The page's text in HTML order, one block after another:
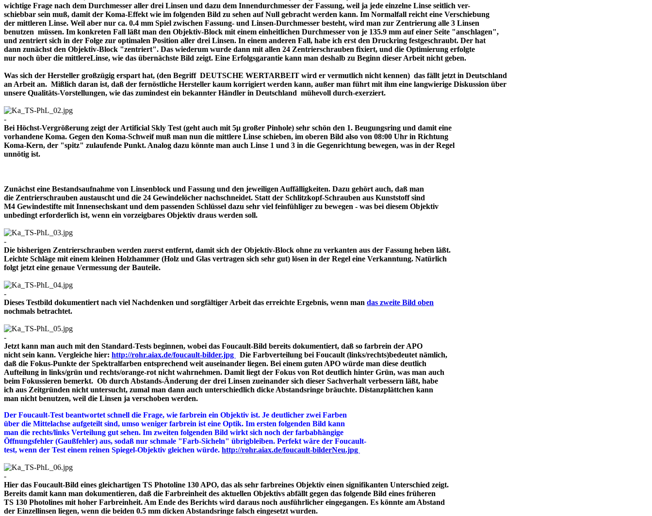
wichtige Frage nach dem Durchmesser aller drei Linsen und dazu dem Innendurchmesser der Fassung, weil ja jede einzelne Linse seitlich ver-
schiebbar sein muß, damit der Koma-Effekt wie im folgenden Bild zu sehen auf Null gebracht werden kann. Im Normalfall reicht eine Verschiebung
der mittleren Linse. Weil aber nur ca. 0.4 mm Spiel zwischen Fassung- und Linsen-Durchmesser besteht, wird man zur Zentrierung alle 3 Linsen
benutzen müssen. Im konkreten Fall läßt man den Objektiv-Block mit einem einheitlichen Durchmesser von je 135.9 mm auf einer Seite "anschlagen",
und zentriert sich in der Folge zur optimalen Position aller drei Linsen. In einem anderen Fall, habe ich erst den Druckring festgeschraubt. Der hat
dann zunächst den Objektiv-Block "zentriert". Das wiederum wurde dann mit allen 24 Zentrierschrauben fixiert, und die Optimierung erfolgte
nur noch über die mittlereLinse, wie das übernächste Bild zeigt. Eine Erfolgsgarantie kann man deshalb zu Beginn dieser Arbeit nicht geben.
Was sich der Hersteller großzügig erspart hat, (den Begriff DEUTSCHE WERTARBEIT wird er vermutlich nicht kennen) das fällt jetzt in Deutschland
an Arbeit an. Mißlich daran ist, daß der fernöstliche Hersteller kaum korrigiert werden kann, außer man führt mit ihm eine langwierige Diskussion über
unsere Qualitäts-Vorstellungen, wie das zumindest ein bekannter Händler in Deutschland mühevoll durch-exerziert.
-
Bei Höchst-Vergrößerung zeigt der Artificial Skly Test (geht auch mit 5µ großer Pinhole) sehr schön den 1. Beugungsring und damit eine
vorhandene Koma. Gegen den Koma-Schweif muß man nun die mittlere Linse schieben, im oberen Bild also von 08:00 Uhr in Richtung
Koma-Kern, der "spitz" zulaufende Punkt. Analog dazu könnte man auch Linse 1 und 3 in die Gegenrichtung bewegen, was in der Regel
unnötig ist.
Zunächst eine Bestandsaufnahme von Linsenblock und Fassung und den jeweiligen Auffälligkeiten. Dazu gehört auch, daß man
die Zentrierschrauben austauscht und die 24 Gewindelöcher nachschneidet. Statt der Schlitzkopf-Schrauben aus Kunststoff sind
M4 Gewindestifte mit Innensechskant und dem passenden Schlüssel dazu sehr viel feinfühliger zu bewegen - was bei diesem Objektiv
unbedingt erforderlich ist, wenn ein vorzeigbares Objektiv draus werden soll.
-
Die bisherigen Zentrierschrauben werden zuerst entfernt, damit sich der Objektiv-Block ohne zu verkanten aus der Fassung heben läßt.
Leichte Schläge mit einem kleinen Holzhammer (Holz und Glas vertragen sich sehr gut) lösen in der Regel eine Verkanntung. Natürlich
folgt jetzt eine genaue Vermessung der Bauteile.
-
Dieses Testbild dokumentiert nach viel Nachdenken und sorgfältiger Arbeit das erreichte Ergebnis, wenn man das zweite Bild oben
nochmals betrachtet.
-
Jetzt kann man auch mit den Standard-Tests beginnen, wobei das Foucault-Bild bereits dokumentiert, daß so farbrein der APO
nicht sein kann. Vergleiche hier: http://rohr.aiax.de/foucault-bilder.jpg
Die Farbverteilung bei Foucault (links/rechts)bedeutet nämlich,
daß die Fokus-Punkte der Spektralfarben entsprechend weit auseinander liegen. Bei einem guten APO würde man diese deutlich
Aufteilung in links/grün und rechts/orange-rot nicht wahrnehmen. Damit liegt der Fokus von Rot deutlich hinter Grün, was man auch
beim Fokussieren bemerkt. Ob durch Abstands-Änderung der drei Linsen zueinander sich dieser Sachverhalt verbessern läßt, habe
ich aus Zeitgründen nicht untersucht, zumal man dann auch unterschiedlich dicke Abstandsringe bräuchte. Distanzplättchen kann
man nicht benutzen, weil die Linsen ja verschoben werden.
Der Foucault-Test beantwortet schnell die Frage, wie farbrein ein Objektiv ist. Je deutlicher zwei Farben
über die Mittelachse aufgeteilt sind, umso weniger farbrein ist eine Optik. Im ersten folgenden Bild kann
man die rechts/links Verteilung gut sehen. Im zweiten folgenden Bild wirkt sich noch der farbabhängige
Öffnungsfehler (Gaußfehler) aus, sodaß nur schmale "Farb-Sicheln" übrigbleiben. Perfekt wäre der Foucault-
test, wenn der Test einem reinen Spiegel-Objektiv gleichen würde. http://rohr.aiax.de/foucault-bilderNeu.jpg
-
Hier das Foucault-Bild eines gleichartigen TS Photoline 130 APO, das als sehr farbreines Objektiv einen signifikanten Unterschied zeigt.
Bereits damit kann man dokumentieren, daß die Farbreinheit des aktuellen Objektivs abfällt gegen das folgende Bild eines früheren
TS 130 Photolines mit hoher Farbreinheit. Am Ende des Berichts wird daraus noch ausführlicher eingegangen. Es könnte am Abstand
der Einzellinsen liegen, wenn die beiden 0.5 mm dicken Abstandsringe falsch eingesetzt wurden.